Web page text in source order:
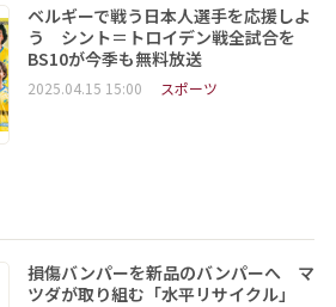
ベルギーで戦う日本人選手を応援しよ
う シント＝トロイデン戦全試合を
BS10が今季も無料放送
2025.04.15 15:00 スポーツ
損傷バンパーを新品のバンパーへ マ
ツダが取り組む「水平リサイクル」